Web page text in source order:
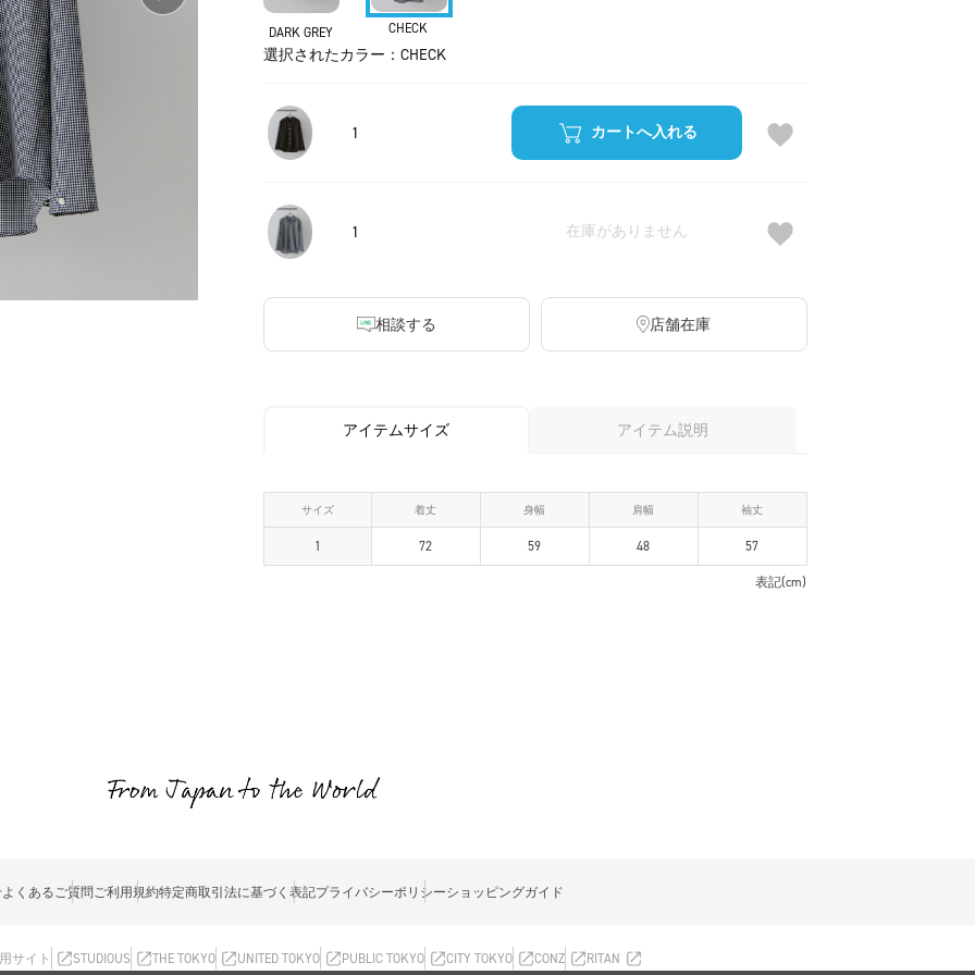
DARK GREY CHECK
選択されたカラー：CHECK
1 カートへ入れる
1 在庫がありません
相談する 店舗在庫
アイテムサイズ アイテム説明
サイズ 着丈 身幅 肩幅 袖丈
1 72 59 48 57
表記(cm)
よくあるご質問ご利用規約特定商取引法に基づく表記プライバシーポリシーショッピングガイド
サイト STUDIOUS THE TOKYO UNITED TOKYO PUBLIC TOKYO CITY TOKYO CONZ RITAN